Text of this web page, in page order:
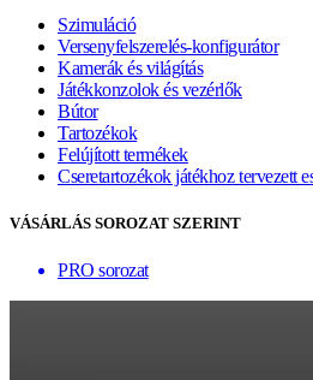
Szimuláció
Versenyfelszerelés-konfigurátor
Kamerák és világítás
Játékkonzolok és vezérlők
Bútor
Tartozékok
Felújított termékek
Cseretartozékok játékhoz tervezett
VÁSÁRLÁS SOROZAT SZERINT
PRO sorozat